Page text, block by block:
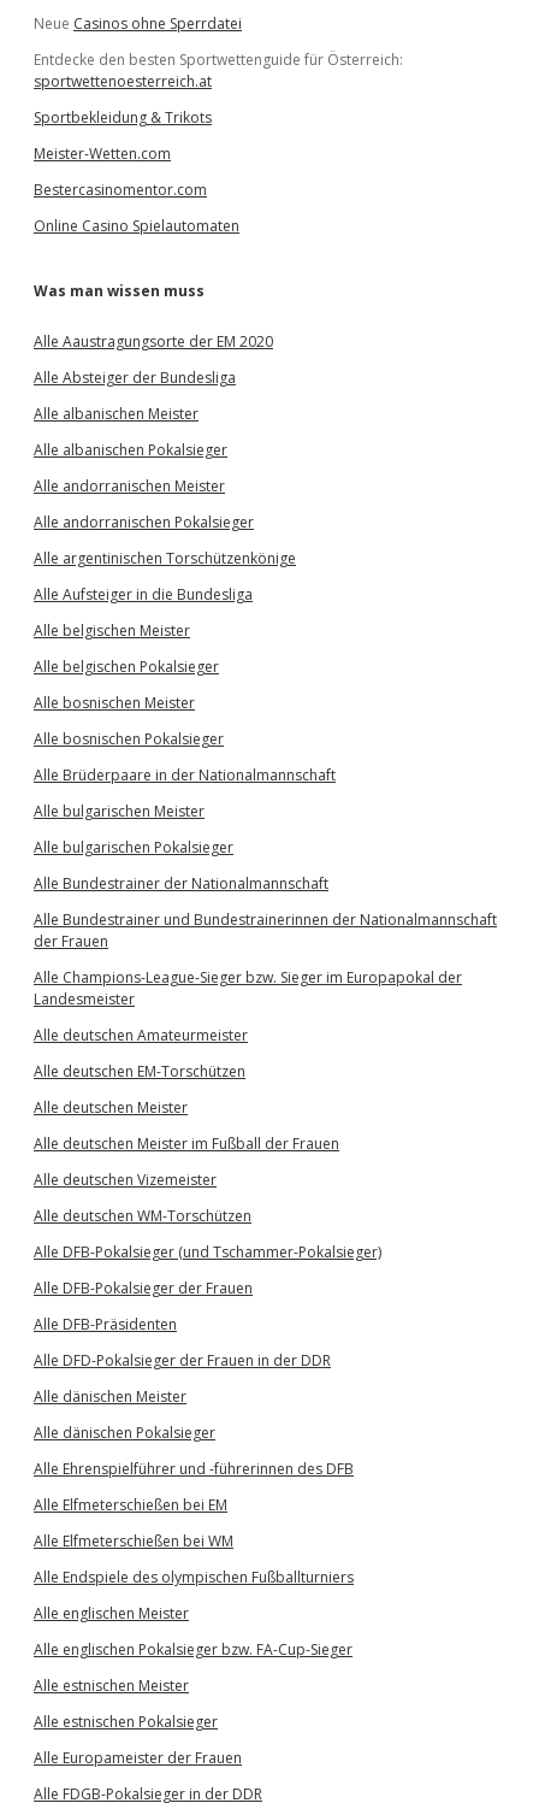
Neue Casinos ohne Sperrdatei
Entdecke den besten Sportwettenguide für Österreich:
sportwettenoesterreich.at
Sportbekleidung & Trikots
Meister-Wetten.com
Bestercasinomentor.com
Online Casino Spielautomaten
Was man wissen muss
Alle Aaustragungsorte der EM 2020
Alle Absteiger der Bundesliga
Alle albanischen Meister
Alle albanischen Pokalsieger
Alle andorranischen Meister
Alle andorranischen Pokalsieger
Alle argentinischen Torschützenkönige
Alle Aufsteiger in die Bundesliga
Alle belgischen Meister
Alle belgischen Pokalsieger
Alle bosnischen Meister
Alle bosnischen Pokalsieger
Alle Brüderpaare in der Nationalmannschaft
Alle bulgarischen Meister
Alle bulgarischen Pokalsieger
Alle Bundestrainer der Nationalmannschaft
Alle Bundestrainer und Bundestrainerinnen der Nationalmannschaft
der Frauen
Alle Champions-League-Sieger bzw. Sieger im Europapokal der
Landesmeister
Alle deutschen Amateurmeister
Alle deutschen EM-Torschützen
Alle deutschen Meister
Alle deutschen Meister im Fußball der Frauen
Alle deutschen Vizemeister
Alle deutschen WM-Torschützen
Alle DFB-Pokalsieger (und Tschammer-Pokalsieger)
Alle DFB-Pokalsieger der Frauen
Alle DFB-Präsidenten
Alle DFD-Pokalsieger der Frauen in der DDR
Alle dänischen Meister
Alle dänischen Pokalsieger
Alle Ehrenspielführer und -führerinnen des DFB
Alle Elfmeterschießen bei EM
Alle Elfmeterschießen bei WM
Alle Endspiele des olympischen Fußballturniers
Alle englischen Meister
Alle englischen Pokalsieger bzw. FA-Cup-Sieger
Alle estnischen Meister
Alle estnischen Pokalsieger
Alle Europameister der Frauen
Alle FDGB-Pokalsieger in der DDR